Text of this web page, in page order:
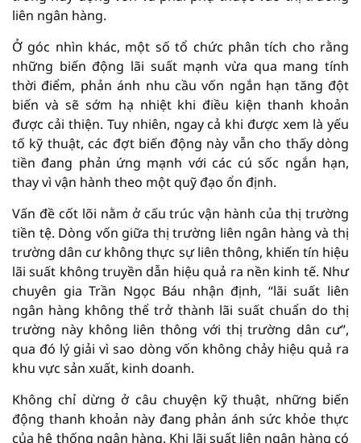
liên ngân hàng.
Ở góc nhìn khác, một số tổ chức phân tích cho rằng
những biến động lãi suất mạnh vừa qua mang tính
thời điểm, phản ánh nhu cầu vốn ngắn hạn tăng đột
biến và sẽ sớm hạ nhiệt khi điều kiện thanh khoản
được cải thiện. Tuy nhiên, ngay cả khi được xem là yếu
tố kỹ thuật, các đợt biến động này vẫn cho thấy dòng
tiền đang phản ứng mạnh với các cú sốc ngắn hạn,
thay vì vận hành theo một quỹ đạo ổn định.
Vấn đề cốt lõi nằm ở cấu trúc vận hành của thị trường
tiền tệ. Dòng vốn giữa thị trường liên ngân hàng và thị
trường dân cư không thực sự liên thông, khiến tín hiệu
lãi suất không truyền dẫn hiệu quả ra nền kinh tế. Như
chuyên gia Trần Ngọc Báu nhận định, “lãi suất liên
ngân hàng không thể trở thành lãi suất chuẩn do thị
trường này không liên thông với thị trường dân cư”,
qua đó lý giải vì sao dòng vốn không chảy hiệu quả ra
khu vực sản xuất, kinh doanh.
Không chỉ dừng ở câu chuyện kỹ thuật, những biến
động thanh khoản này đang phản ánh sức khỏe thực
của hệ thống ngân hàng. Khi lãi suất liên ngân hàng có